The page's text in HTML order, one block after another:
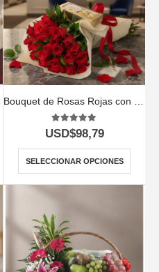
5.00 out of 5
USD$98,79
SELECCIONAR OPCIONES